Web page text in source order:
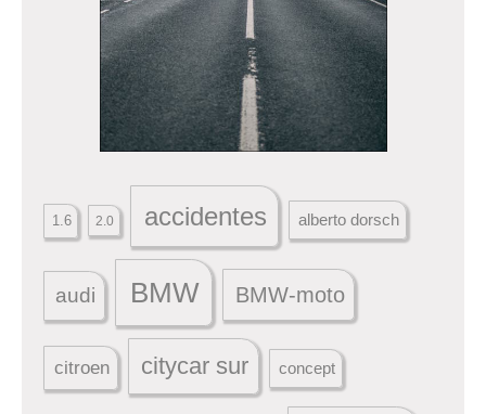
1.6 2.0 accidentes alberto dorsch
audi BMW BMW-moto
citroen citycar sur concept